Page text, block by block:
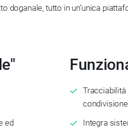
doganale, tutto in un’unica
ed
Integra